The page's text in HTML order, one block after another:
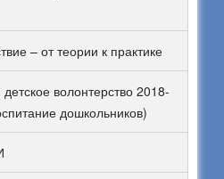
– от теории к практике
волонтерство 2018-
дошкольников)